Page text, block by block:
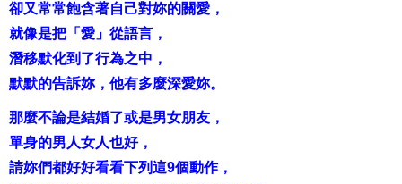
卻又常常飽含著自己對妳的關愛，
就像是把「愛」從語言，
潛移默化到了行為之中，
默默的告訴妳，他有多麼深愛妳。
那麼不論是結婚了或是男女朋友，
單身的男人女人也好，
請妳們都好好看看下列這9個動作，